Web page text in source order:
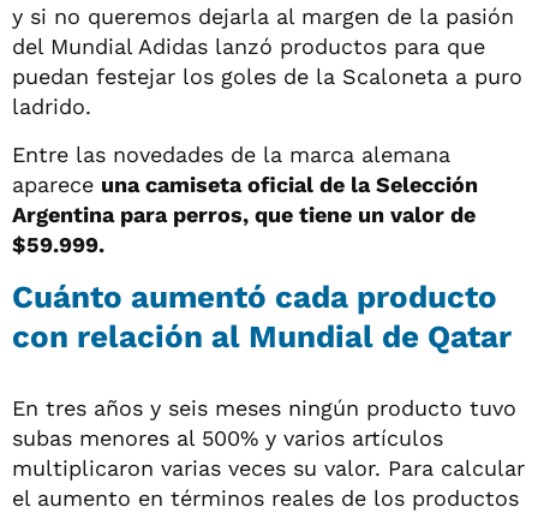
y si no queremos dejarla al margen de la pasión
del Mundial Adidas lanzó productos para que
puedan festejar los goles de la Scaloneta a puro
ladrido.
Entre las novedades de la marca alemana
aparece una camiseta oficial de la Selección
Argentina para perros, que tiene un valor de
$59.999.
Cuánto aumentó cada producto
con relación al Mundial de Qatar
En tres años y seis meses ningún producto tuvo
subas menores al 500% y varios artículos
multiplicaron varias veces su valor. Para calcular
el aumento en términos reales de los productos